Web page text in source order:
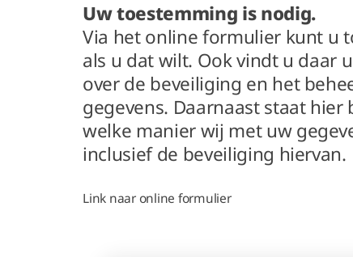
Uw toestemming is nodig.
Via het online formulier kunt u
als u dat wilt. Ook vindt u daar
over de beveiliging en het
gegevens. Daarnaast staat hier
welke manier wij met uw
inclusief de beveiliging hiervan.
Link naar online formulier